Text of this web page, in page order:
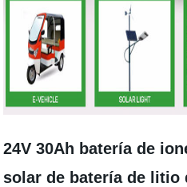
24V 30Ah batería de
solar de batería de litio